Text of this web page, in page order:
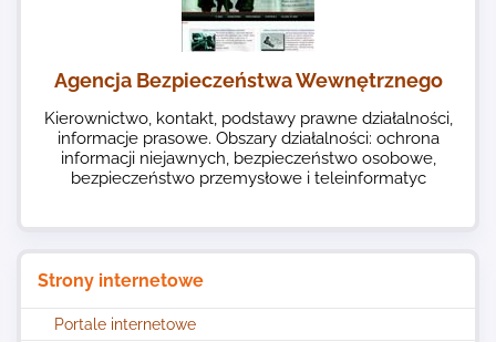
Strony internetowe
Portale internetowe
Agencja Bezpieczeństwa Wewnętrznego
Kierownictwo, kontakt, podstawy prawne działalności,
informacje prasowe. Obszary działalności: ochrona
informacji niejawnych, bezpieczeństwo osobowe,
bezpieczeństwo przemysłowe i teleinformatyc